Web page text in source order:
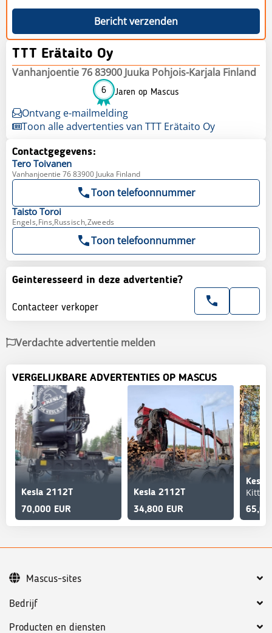
Bericht verzenden
TTT Erätaito Oy
Vanhanjoentie 76 83900 Juuka Pohjois-Karjala Finland
6 Jaren op Mascus
Ontvang e-mailmelding
Toon alle advertenties van TTT Erätaito Oy
Contactgegevens:
Tero Toivanen
Vanhanjoentie 76 83900 Juuka Finland
Toon telefoonnummer
Taisto Toroi
Engels,Fins,Russisch,Zweeds
Toon telefoonnummer
Geinteresseerd in deze advertentie?
Contacteer verkoper
Verdachte advertentie melden
VERGELIJKBARE ADVERTENTIES OP MASCUS
Kesla 2112T
70,000 EUR
Kesla 2112T
34,800 EUR
Kittilä
Bedrijf
Producten en diensten
Mascus-sites